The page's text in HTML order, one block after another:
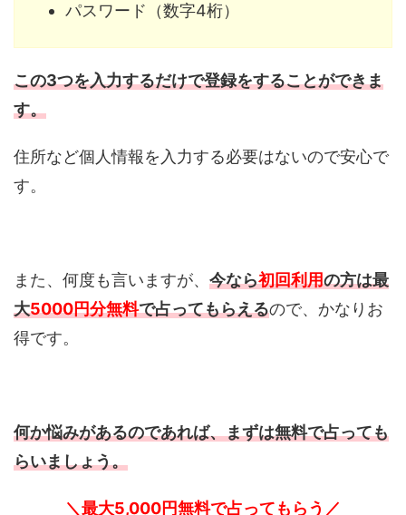
パスワード（数字4桁）
この3つを入力するだけで登録をすることができま
す。
住所など個人情報を入力する必要はないので安心で
す。
また、何度も言いますが、 今なら初回利用の方は最
大5000円分無料で占ってもらえるので、かなりお
得です。
何か悩みがあるのであれば、まずは無料で占っても
らいましょう。
＼最大5,000円無料で占ってもらう／